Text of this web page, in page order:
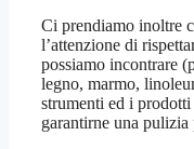
Ci prendiamo inoltre
l’attenzione di
possiamo incontrare
legno, marmo,
strumenti ed i
garantirne una pulizia